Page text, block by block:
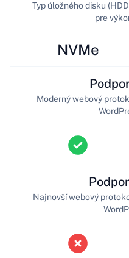
NVMe
Typ úložného disku
pre
Moderný webový
Najnovší webový